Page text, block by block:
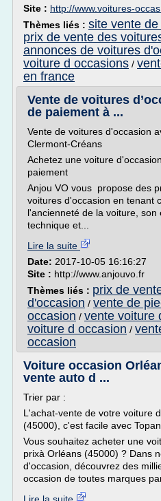
Site : http://www.voitures-
Thèmes liés : site vente
prix de vente des
annonces de voitures
voiture d occasions /
en france
Vente de voitures
de paiement à ...
Vente de voitures d'occasion
Clermont-Créans
Achetez une voiture
paiement
Anjou VO vous propose des
voitures d'occasion en tenant
l'ancienneté de la voiture, son
technique et...
Lire la suite
Date: 2017-10-05 16:16:27
Site : http://www.anjouvo.fr
Thèmes liés : prix de
d'occasion / vente de
occasion / vente voiture
voiture d occasion /
occasion
Voiture occasion
vente auto d ...
Trier par :
L'achat-vente de votre voiture
(45000), c'est facile avec
Vous souhaitez acheter une
prixà Orléans (45000) ? Dans
d'occasion, découvrez des
occasion de toutes marques